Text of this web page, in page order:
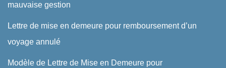
mauvaise gestion
Lettre de mise en demeure pour remboursement d’un
voyage annulé
Modèle de Lettre de Mise en Demeure pour